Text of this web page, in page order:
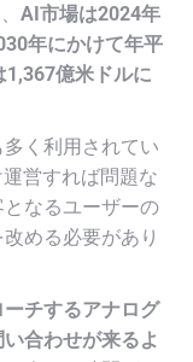
AI市場は2024年
年にかけて年平
億米ドルに
く利用されてい
営すれば問題な
なるユーザーの
める必要があり
チするアナログ
合わせが来るよ